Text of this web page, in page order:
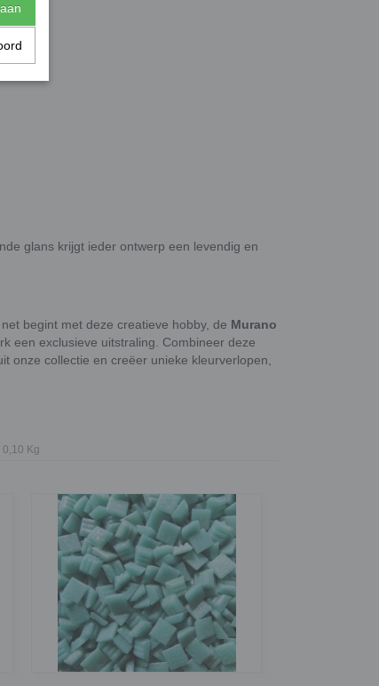
glans krijgt ieder ontwerp een levendig en
begint met deze creatieve hobby, de Murano
een exclusieve uitstraling. Combineer deze
onze collectie en creëer unieke kleurverlopen,
0,10 Kg